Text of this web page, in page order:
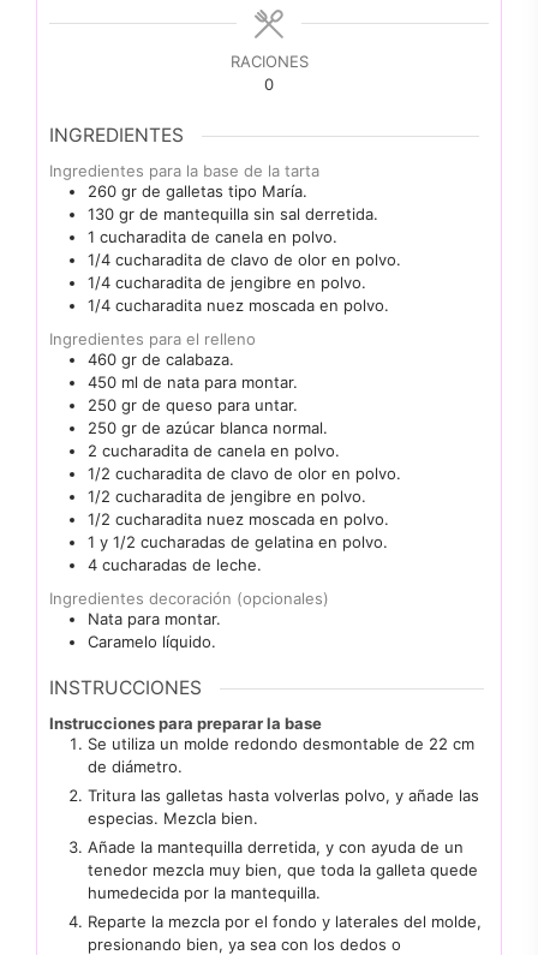
RACIONES
0
INGREDIENTES
Ingredientes para la base de la tarta
260 gr de galletas tipo María.
130 gr de mantequilla sin sal derretida.
1 cucharadita de canela en polvo.
1/4 cucharadita de clavo de olor en polvo.
1/4 cucharadita de jengibre en polvo.
1/4 cucharadita nuez moscada en polvo.
Ingredientes para el relleno
460 gr de calabaza.
450 ml de nata para montar.
250 gr de queso para untar.
250 gr de azúcar blanca normal.
2 cucharadita de canela en polvo.
1/2 cucharadita de clavo de olor en polvo.
1/2 cucharadita de jengibre en polvo.
1/2 cucharadita nuez moscada en polvo.
1 y 1/2 cucharadas de gelatina en polvo.
4 cucharadas de leche.
Ingredientes decoración (opcionales)
Nata para montar.
Caramelo líquido.
INSTRUCCIONES
Instrucciones para preparar la base
Se utiliza un molde redondo desmontable de 22 cm
de diámetro.
Tritura las galletas hasta volverlas polvo, y añade las
especias. Mezcla bien.
Añade la mantequilla derretida, y con ayuda de un
tenedor mezcla muy bien, que toda la galleta quede
humedecida por la mantequilla.
Reparte la mezcla por el fondo y laterales del molde,
presionando bien, ya sea con los dedos o